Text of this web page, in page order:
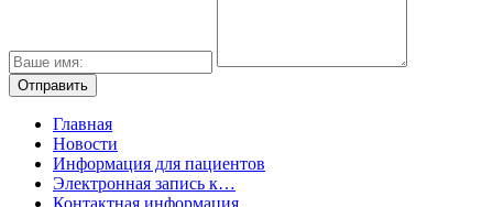
Главная
Новости
Информация для пациентов
Электронная запись к…